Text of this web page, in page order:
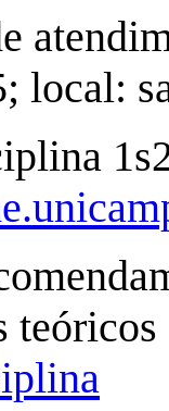
local: